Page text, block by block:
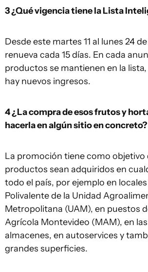
3 ¿Qué vigencia tiene la Lista
Desde este martes 11 al lunes 24
renueva cada 15 días. En cada
productos se mantienen en la
hay nuevos ingresos.
4 ¿La compra de esos frutos y
hacerla en algún sitio en concreto?
La promoción tiene como objetivo
productos sean adquiridos en
todo el país, por ejemplo en
Polivalente de la Unidad
Metropolitana (UAM), en puestos
Agrícola Montevideo (MAM), en
almacenes, en autoservices y
grandes superficies.